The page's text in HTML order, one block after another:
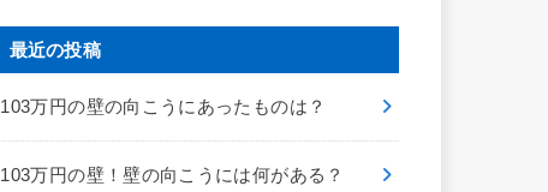
最近の投稿
103万円の壁の向こうにあったものは？
103万円の壁！壁の向こうには何がある？